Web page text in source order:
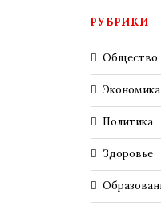
РУБРИКИ
Общество
Экономика
Политика
Здоровье